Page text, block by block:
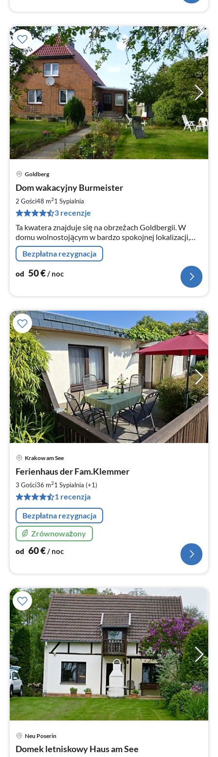
Goldberg
Dom wakacyjny Burmeister
2 Gości48 m21 Sypialnia
3 recenzje
Ta kwatera znajduje się na obrzeżach Goldbergii. W
domu wolnostojącym w bardzo spokojnej lokalizacji,
piękny widok panoramiczny- stoi w dużym ogrodzie
(3000m²).z tarasem 18m² zadaszonym
Bezpłatna rezygnacja
od 50€ / noc
Krakow am See
Ferienhaus der Fam.Klemmer
3 Gości36 m21 Sypialnia (+1)
1 recenzja
Bezpłatna rezygnacja
Zrównoważony
od 60€/ noc
Neu Poserin
Domek letniskowy Haus am See